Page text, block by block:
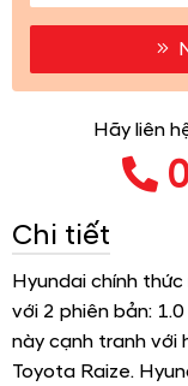
Hãy liên
Chi tiết
Hyundai chính
với 2 phiên bản:
này cạnh tranh với
Toyota Raize.